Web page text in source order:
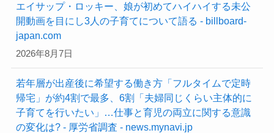
エイサップ・ロッキー、娘が初めてハイハイする未公
開動画を目にし3人の子育てについて語る - billboard-
japan.com
2026年8月7日
若年層が出産後に希望する働き方「フルタイムで定時
帰宅」が約4割で最多、6割「夫婦同じくらい主体的に
子育てを行いたい」…仕事と育児の両立に関する意識
の変化は? - 厚労省調査 - news.mynavi.jp